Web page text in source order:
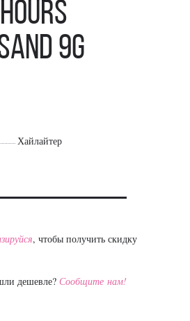
9g
Хайлайтер
, чтобы получить скидку
дешевле? Сообщите нам!